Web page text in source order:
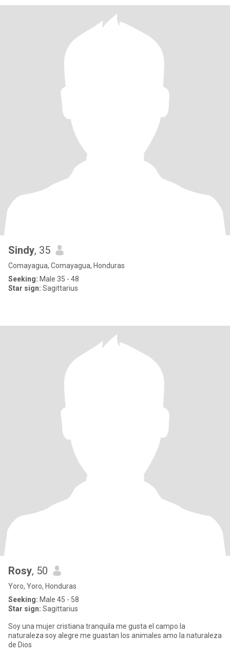
Sindy, 35
Comayagua, Comayagua, Honduras
Seeking: Male 35 - 48
Star sign: Sagittarius
Rosy, 50
Yoro, Yoro, Honduras
Seeking: Male 45 - 58
Star sign: Sagittarius
Soy una mujer cristiana tranquila me gusta el campo la
naturaleza soy alegre me guastan los animales amo la naturaleza
de Dios